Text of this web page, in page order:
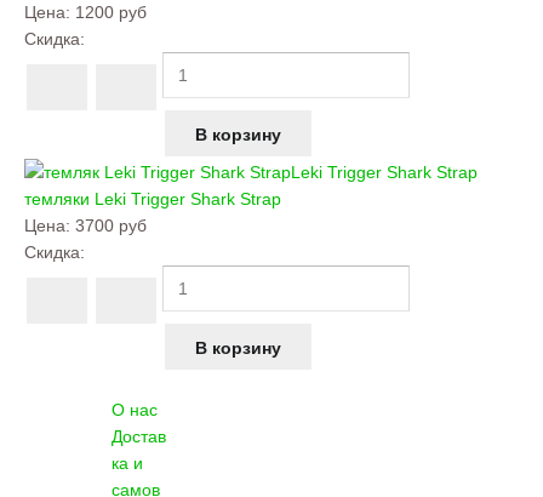
Цена: 1200 руб
Скидка:
Leki Trigger Shark Strap
темляки Leki Trigger Shark Strap
Цена: 3700 руб
Скидка:
О нас
Достав
ка и
самов